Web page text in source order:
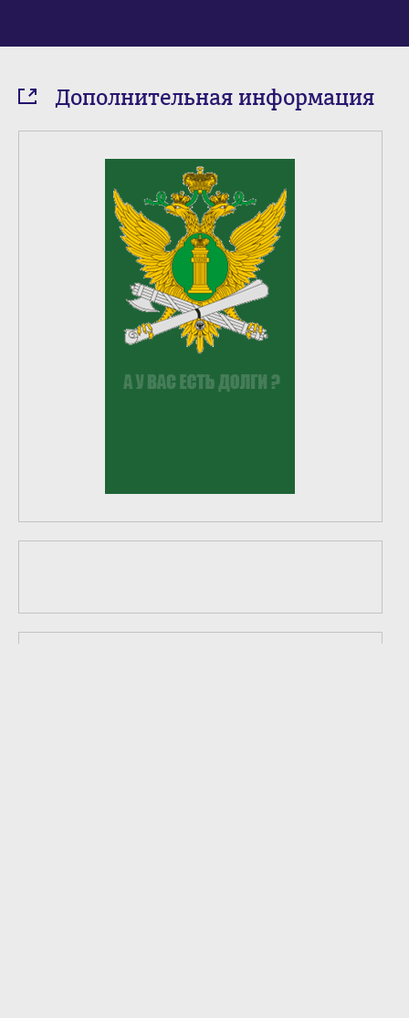
Дополнительная информация